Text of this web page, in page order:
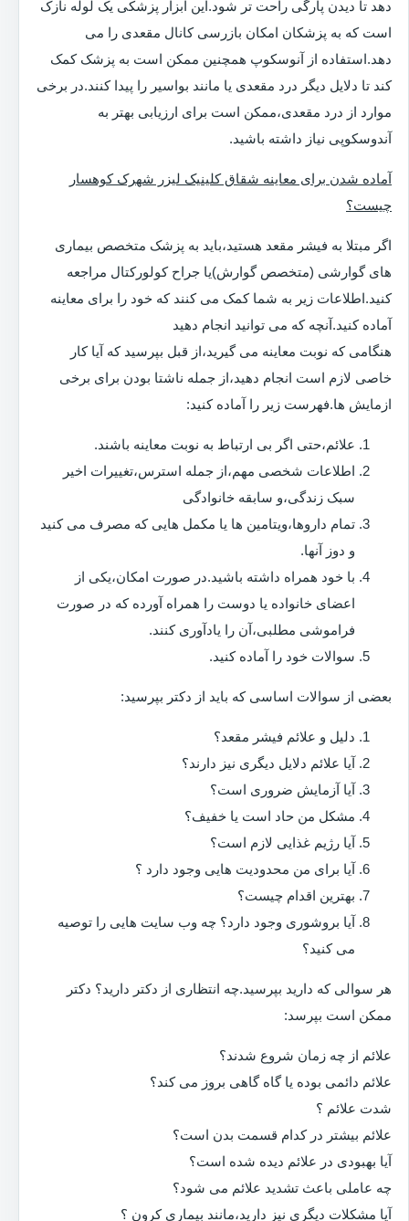
دهد تا دیدن پارگی راحت تر شود.این ابزار پزشکی یک لوله نازک
است که به پزشکان امکان بازرسی کانال مقعدی را می
دهد.استفاده از آنوسکوپ همچنین ممکن است به پزشک کمک
کند تا دلایل دیگر درد مقعدی یا مانند بواسیر را پیدا کنند.در برخی
موارد از درد مقعدی،ممکن است برای ارزیابی بهتر به
آندوسکوپی نیاز داشته باشید.
آماده شدن برای معاینه شقاق کلینیک لیزر شهرک کوهسار
چیست؟
اگر مبتلا به فیشر مقعد هستید،باید به پزشک متخصص بیماری
های گوارشی (متخصص گوارش)یا جراح کولورکتال مراجعه
کنید.اطلاعات زیر به شما کمک می کنند که خود را برای معاینه
آماده کنید.آنچه که می توانید انجام دهید
هنگامی که نوبت معاینه می گیرید،از قبل بپرسید که آیا کار
خاصی لازم است انجام دهید،از جمله ناشتا بودن برای برخی
ازمایش ها.فهرست زیر را آماده کنید:
علائم،حتی اگر بی ارتباط به نوبت معاینه باشند.
اطلاعات شخصی مهم،از جمله استرس،تغییرات اخیر
سبک زندگی،و سابقه خانوادگی
تمام داروها،ویتامین ها یا مکمل هایی که مصرف می کنید
و دوز آنها.
با خود همراه داشته باشید.در صورت امکان،یکی از
اعضای خانواده یا دوست را همراه آورده که در صورت
فراموشی مطلبی،آن را یادآوری کنند.
سوالات خود را آماده کنید.
بعضی از سوالات اساسی که باید از دکتر بپرسید:
دلیل و علائم فیشر مقعد؟
آیا علائم دلایل دیگری نیز دارند؟
آیا آزمایش ضروری است؟
مشکل من حاد است یا خفیف؟
آیا رژیم غذایی لازم است؟
آیا برای من محدودیت هایی وجود دارد ؟
بهترین اقدام چیست؟
آیا بروشوری وجود دارد؟ چه وب سایت هایی را توصیه
می کنید؟
هر سوالی که دارید بپرسید.چه انتظاری از دکتر دارید؟ دکتر
ممکن است بپرسد:
علائم از چه زمان شروع شدند؟
علائم دائمی بوده یا گاه گاهی بروز می کند؟
شدت علائم ؟
علائم بیشتر در کدام قسمت بدن است؟
آیا بهبودی در علائم دیده شده است؟
چه عاملی باعث تشدید علائم می شود؟
آیا مشکلات دیگری نیز دارید،مانند بیماری کرون ؟